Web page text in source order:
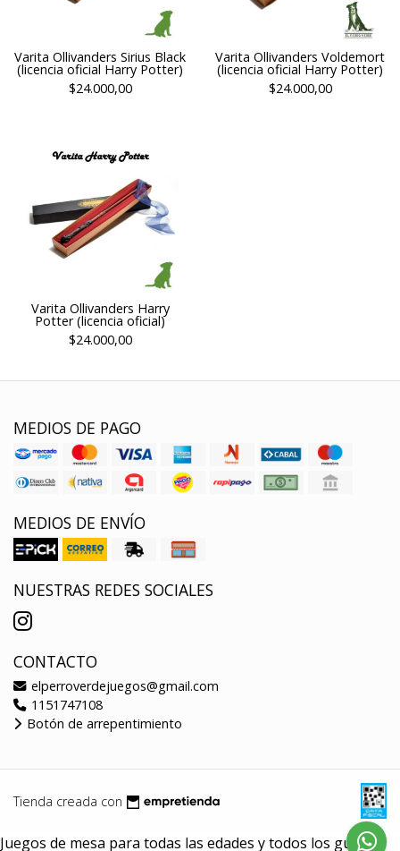
Varita Ollivanders Sirius Black
(licencia oficial Harry Potter)
$24.000,00
Varita Ollivanders Voldemort
(licencia oficial Harry Potter)
$24.000,00
Varita Ollivanders Harry
Potter (licencia oficial)
$24.000,00
MEDIOS DE PAGO
MEDIOS DE ENVÍO
NUESTRAS REDES SOCIALES
CONTACTO
elperroverdejuegos@gmail.com
1151747108
Botón de arrepentimiento
Tienda creada con
Juegos de mesa para todas las edades y todos los gustos.